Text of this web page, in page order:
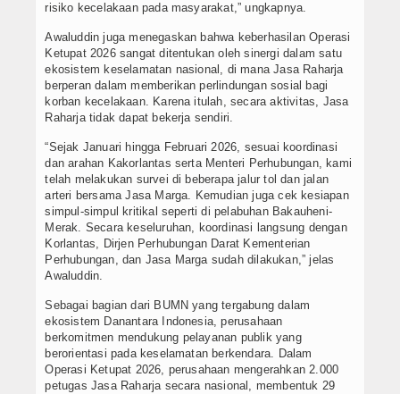
risiko kecelakaan pada masyarakat,” ungkapnya.
Awaluddin juga menegaskan bahwa keberhasilan Operasi
Ketupat 2026 sangat ditentukan oleh sinergi dalam satu
ekosistem keselamatan nasional, di mana Jasa Raharja
berperan dalam memberikan perlindungan sosial bagi
korban kecelakaan. Karena itulah, secara aktivitas, Jasa
Raharja tidak dapat bekerja sendiri.
“Sejak Januari hingga Februari 2026, sesuai koordinasi
dan arahan Kakorlantas serta Menteri Perhubungan, kami
telah melakukan survei di beberapa jalur tol dan jalan
arteri bersama Jasa Marga. Kemudian juga cek kesiapan
simpul-simpul kritikal seperti di pelabuhan Bakauheni-
Merak. Secara keseluruhan, koordinasi langsung dengan
Korlantas, Dirjen Perhubungan Darat Kementerian
Perhubungan, dan Jasa Marga sudah dilakukan,” jelas
Awaluddin.
Sebagai bagian dari BUMN yang tergabung dalam
ekosistem Danantara Indonesia, perusahaan
berkomitmen mendukung pelayanan publik yang
berorientasi pada keselamatan berkendara. Dalam
Operasi Ketupat 2026, perusahaan mengerahkan 2.000
petugas Jasa Raharja secara nasional, membentuk 29